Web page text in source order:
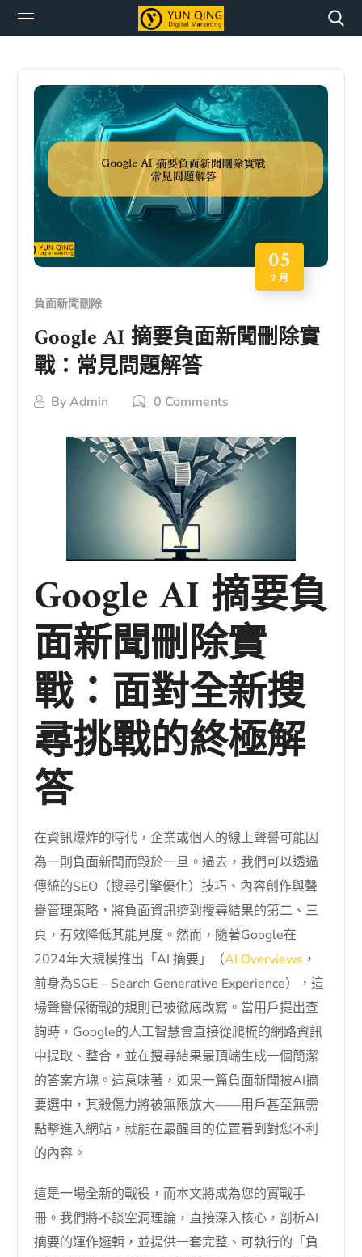
05
2 月
負面新聞刪除
Google AI 摘要負面新聞刪除實
戰：常見問題解答
ByAdmin 0 Comments
Google AI 摘要負
面新聞刪除實
戰：面對全新搜
尋挑戰的終極解
答
在資訊爆炸的時代，企業或個人的線上聲譽可能因
為一則負面新聞而毀於一旦。過去，我們可以透過
傳統的SEO（搜尋引擎優化）技巧、內容創作與聲
譽管理策略，將負面資訊擠到搜尋結果的第二、三
頁，有效降低其能見度。然而，隨著Google在
2024年大規模推出「AI 摘要」（AI Overviews ，
前身為SGE – Search Generative Experience），這
場聲譽保衛戰的規則已被徹底改寫。當用戶提出查
詢時，Google的人工智慧會直接從爬梳的網路資訊
中提取、整合，並在搜尋結果最頂端生成一個簡潔
的答案方塊。這意味著，如果一篇負面新聞被AI摘
要選中，其殺傷力將被無限放大——用戶甚至無需
點擊進入網站，就能在最醒目的位置看到對您不利
的內容。
這是一場全新的戰役，而本文將成為您的實戰手
冊。我們將不談空洞理論，直接深入核心，剖析AI
摘要的運作邏輯，並提供一套完整、可執行的「負